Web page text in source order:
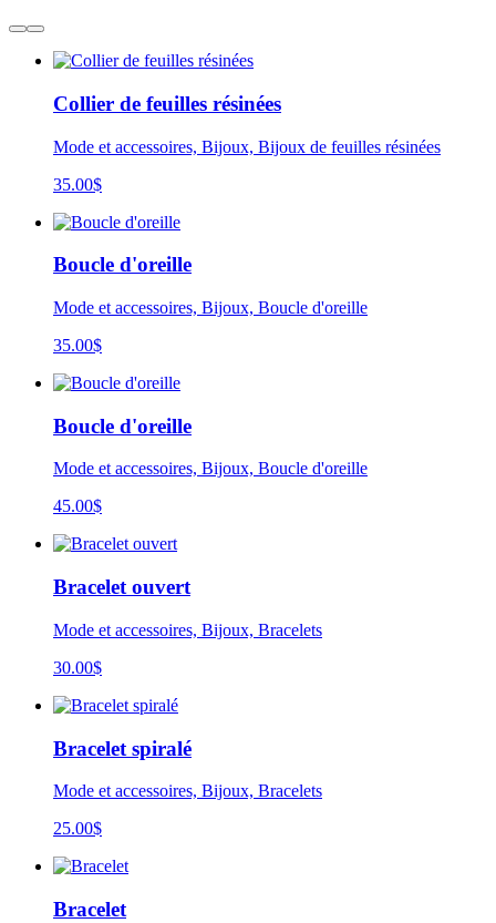
Collier de feuilles résinées
Mode et accessoires, Bijoux, Bijoux de feuilles résinées
35.00$
Boucle d'oreille
Mode et accessoires, Bijoux, Boucle d'oreille
35.00$
Boucle d'oreille
Mode et accessoires, Bijoux, Boucle d'oreille
45.00$
Bracelet ouvert
Mode et accessoires, Bijoux, Bracelets
30.00$
Bracelet spiralé
Mode et accessoires, Bijoux, Bracelets
25.00$
Bracelet